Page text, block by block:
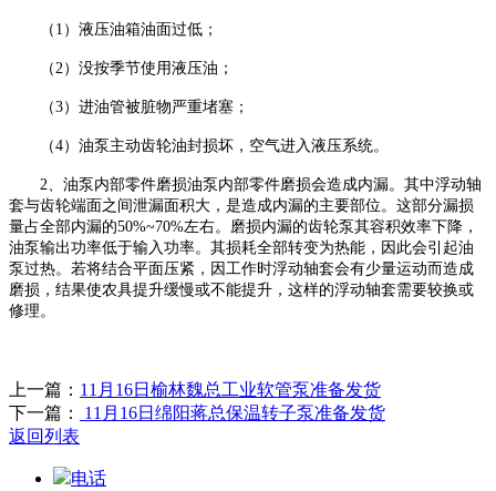
（ 1）液压油箱油面过低；
（2）没按季节使用液压油；
（3）进油管被脏物严重堵塞；
（4）油泵主动齿轮油封损坏，空气进入液压系统。
2、油泵内部零件磨损油泵内部零件磨损会造成内漏。其中浮动轴
套与齿轮端面之间泄漏面积大，是造成内漏的主要部位。这部分漏损
量占全部内漏的50%~70%左右。磨损内漏的齿轮泵其容积效率下降，
油泵输出功率低于输入功率。其损耗全部转变为热能，因此会引起油
泵过热。若将结合平面压紧，因工作时浮动轴套会有少量运动而造成
磨损，结果使农具提升缓慢或不能提升，这样的浮动轴套需要较换或
修理。
上一篇： 11月16日榆林魏总工业软管泵准备发货
下一篇：
11月16日绵阳蒋总保温转子泵准备发货
返回列表
电话